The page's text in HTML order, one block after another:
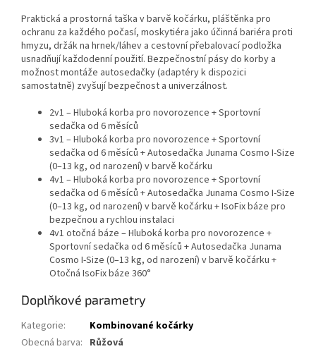
Praktická a prostorná taška v barvě kočárku, pláštěnka pro
ochranu za každého počasí, moskytiéra jako účinná bariéra proti
hmyzu, držák na hrnek/láhev a cestovní přebalovací podložka
usnadňují každodenní použití. Bezpečnostní pásy do korby a
možnost montáže autosedačky (adaptéry k dispozici
samostatně) zvyšují bezpečnost a univerzálnost.
2v1 – Hluboká korba pro novorozence + Sportovní
sedačka od 6 měsíců
3v1 – Hluboká korba pro novorozence + Sportovní
sedačka od 6 měsíců + Autosedačka Junama Cosmo I-Size
(0–13 kg, od narození) v barvě kočárku
4v1 – Hluboká korba pro novorozence + Sportovní
sedačka od 6 měsíců + Autosedačka Junama Cosmo I-Size
(0–13 kg, od narození) v barvě kočárku + IsoFix báze pro
bezpečnou a rychlou instalaci
4v1 otočná báze – Hluboká korba pro novorozence +
Sportovní sedačka od 6 měsíců + Autosedačka Junama
Cosmo I-Size (0–13 kg, od narození) v barvě kočárku +
Otočná IsoFix báze 360°
Doplňkové parametry
Kategorie:
Kombinované kočárky
Obecná barva: Růžová